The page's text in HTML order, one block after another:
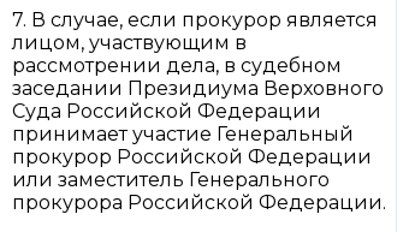
7. В случае, если прокурор является
лицом, участвующим в
рассмотрении дела, в судебном
заседании Президиума Верховного
Суда Российской Федерации
принимает участие Генеральный
прокурор Российской Федерации
или заместитель Генерального
прокурора Российской Федерации.